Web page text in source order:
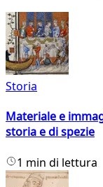
Storia
Materiale e
storia e di spezie
1 min di lettura